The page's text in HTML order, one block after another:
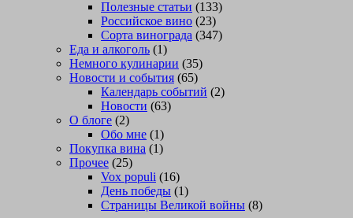
Полезные статьи (133)
Российское вино (23)
Сорта винограда (347)
Еда и алкоголь (1)
Немного кулинарии (35)
Новости и события (65)
Календарь событий (2)
Новости (63)
О блоге (2)
Обо мне (1)
Покупка вина (1)
Прочее (25)
Vox populi (16)
День победы (1)
Страницы Великой войны (8)